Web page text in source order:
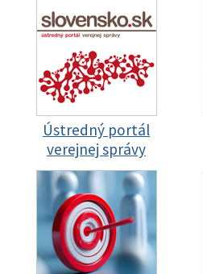
Ústredný portál
verejnej správy